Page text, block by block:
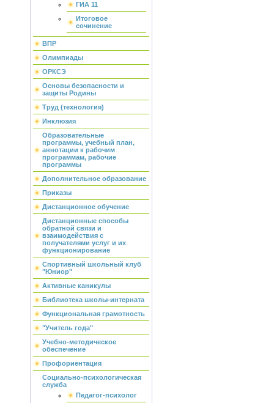
ГИА 11
Итоговое
сочинение
ВПР
Олимпиады
ОРКСЭ
Основы безопасности и
защиты Родины
Труд (технология)
Инклюзия
Образовательные
программы, учебный план,
аннотации к рабочим
программам, рабочие
программы
Дополнительное образование
Приказы
Дистанционное обучение
Дистанционные способы
обратной связи и
взаимодействия с
получателями услуг и их
функционирование
Спортивный школьный клуб
"Юниор"
Активные каникулы
Библиотека школы-интерната
Функциональная грамотность
"Учитель года"
Учебно-методическое
обеспечение
Профориентация
Социально-психологическая
служба
Педагог-психолог